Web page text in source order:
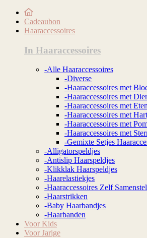
Cadeaubon
Haaraccessoires
In Haaraccessoires
-Alle Haaraccessoires
-Diverse
-Haaraccessoires met
-Haaraccessoires met
-Haaraccessoires met
-Haaraccessoires met
-Haaraccessoires met
-Haaraccessoires met
-Gemixte Setjes
-Alligatorspeldjes
-Antislip Haarspeldjes
-Klikklak Haarspeldjes
-Haarelastiekjes
-Haaraccessoires Zelf
-Haarstrikken
-Baby Haarbandjes
-Haarbanden
Voor Kids
Voor Jarige